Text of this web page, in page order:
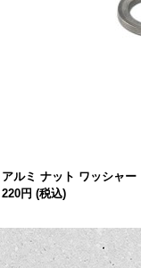
アルミ ナット ワッシャー
220円 (税込)